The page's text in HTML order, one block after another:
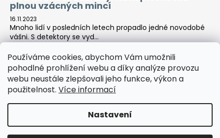
Používáme cookies, abychom Vám umožnili
pohodlné prohlížení webu a díky analýze provozu
webu neustále zlepšovali jeho funkce, výkon a
použitelnost. Více informací
Nastavení
plnou vzácných mincí
16.11.2023
Mnoho lidí v posledních letech propadlo jedné novodobé
vášni. S detektory se vyd...
Tara-print